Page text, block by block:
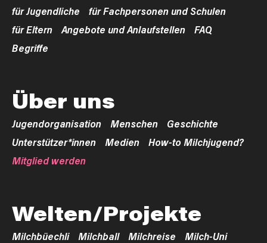
für Jugendliche
für Fachpersonen und Schulen
für Eltern
Angebote und Anlaufstellen
FAQ
Begriffe
Über uns
Jugendorganisation Menschen
Geschichte
Unterstützer*innen
Medien
How-to Milchjugend?
Mitglied werden
Welten/Projekte
Milchbüechli Milchball Milchreise
Milch-Uni